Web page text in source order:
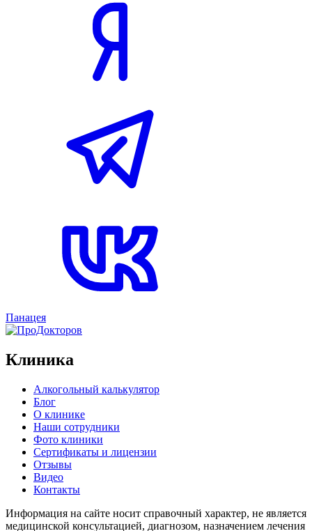
Панацея
Клиника
Алкогольный калькулятор
Блог
О клинике
Наши сотрудники
Фото клиники
Сертификаты и лицензии
Отзывы
Видео
Контакты
Информация на сайте носит справочный характер, не является
медицинской консультацией, диагнозом, назначением лечения